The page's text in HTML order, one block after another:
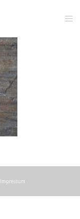
Impressum